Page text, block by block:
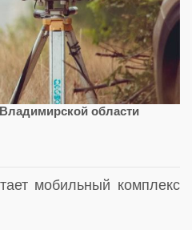
области
мобильный комплекс